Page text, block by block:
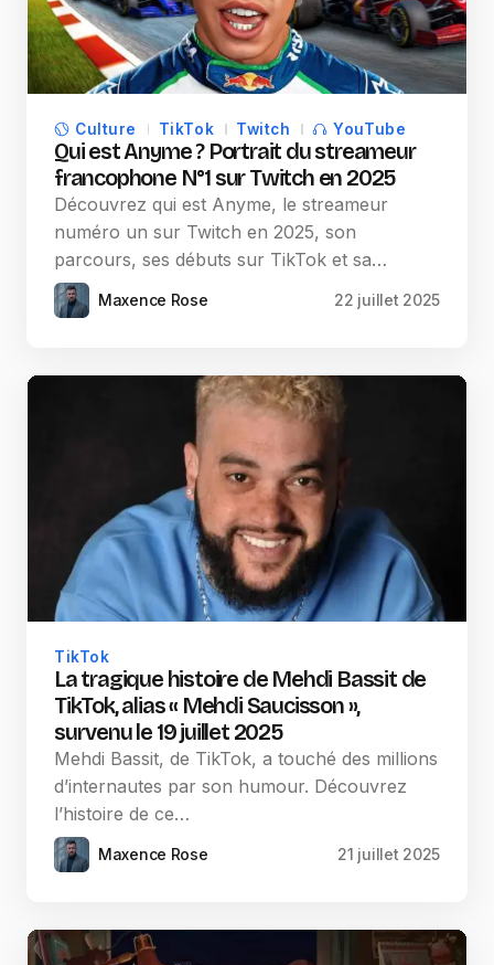
Culture TikTok Twitch YouTube
Qui est Anyme ? Portrait du streameur
francophone N°1 sur Twitch en 2025
Découvrez qui est Anyme, le streameur
numéro un sur Twitch en 2025, son
parcours, ses débuts sur TikTok et sa…
Maxence Rose 22 juillet 2025
TikTok
La tragique histoire de Mehdi Bassit de
TikTok, alias « Mehdi Saucisson »,
survenu le 19 juillet 2025
Mehdi Bassit, de TikTok, a touché des millions
d’internautes par son humour. Découvrez
l’histoire de ce…
Maxence Rose 21 juillet 2025